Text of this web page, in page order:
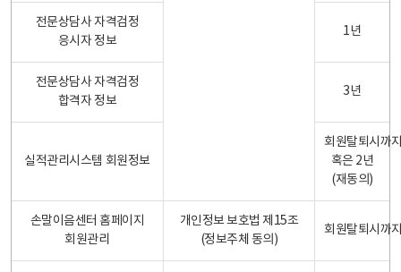
전문상담사 자격검정
응시자 정보
1년
전문상담사 자격검정
합격자 정보
3년
실적관리시스템 회원정보
회원탈퇴시까
혹은 2년
(재동의)
손말이음센터 홈페이지
회원관리
개인정보 보호법 제15조
(정보주체 동의)
회원탈퇴시까